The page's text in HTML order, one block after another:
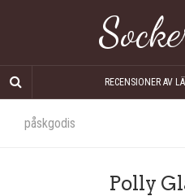
RECENSIONER AV
påskgodis
Polly